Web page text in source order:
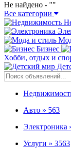
Не найдено - ""
Все категории
Бизнес
Хобби, отдых и
Авто » 563
Электроника
Услуги » 3563